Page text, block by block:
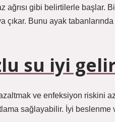
ağrısı gibi belirtilerle başlar.
Bunu ayak
su iyi
ve enfeksiyon riskini
sağlayabilir. İyi beslenme